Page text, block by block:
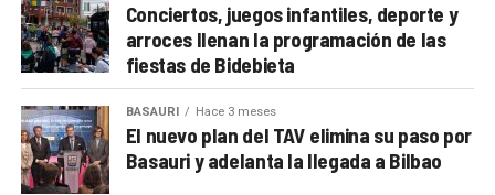
Conciertos, juegos infantiles, deporte y
arroces llenan la programación de las
fiestas de Bidebieta
BASAURI Hace 3 meses
El nuevo plan del TAV elimina su paso por
Basauri y adelanta la llegada a Bilbao